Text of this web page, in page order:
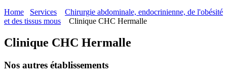
Home
Services
Chirurgie abdominale, endocrinienne, de l'obésité
et des tissus mous
Clinique CHC Hermalle
Clinique CHC Hermalle
Nos autres établissements